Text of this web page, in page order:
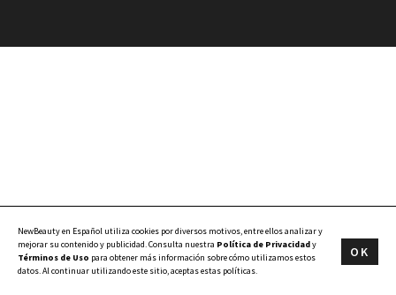
NewBeauty en Español utiliza cookies por diversos motivos, entre ellos analizar y
mejorar su contenido y publicidad. Consulta nuestra Política de Privacidady
Términos de Uso para obtener más información sobre cómo utilizamos estos
datos. Al continuar utilizando este sitio, aceptas estas políticas.
OK